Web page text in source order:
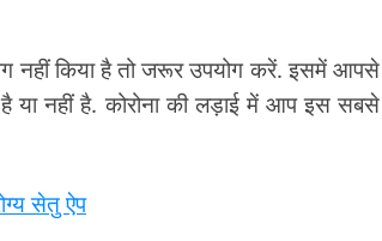
किया है तो जरूर उपयोग करें. इसमें आपसे
नहीं है. कोरोना की लड़ाई में आप इस सबसे
सेतु ऐप